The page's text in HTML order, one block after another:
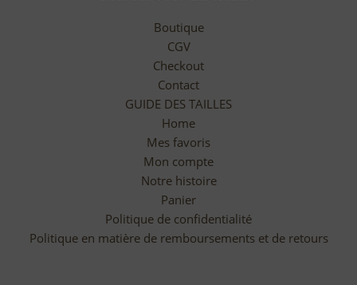
Boutique
CGV
Checkout
Contact
GUIDE DES TAILLES
Home
Mes favoris
Mon compte
Notre histoire
Panier
Politique de confidentialité
Politique en matière de remboursements et de retours